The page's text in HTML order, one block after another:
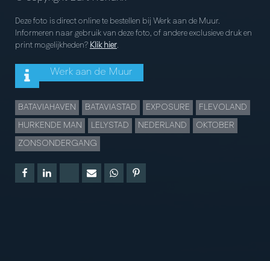
Deze foto is direct online te bestellen bij Werk aan de Muur.
Informeren naar gebruik van deze foto, of andere exclusieve druk en
print mogelijkheden? Klik hier.
Werk aan de Muur
BATAVIAHAVEN BATAVIASTAD EXPOSURE FLEVOLAND
HURKENDE MAN LELYSTAD NEDERLAND OKTOBER
ZONSONDERGANG